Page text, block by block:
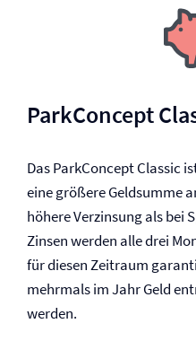
ParkConcept
Das ParkConcept Classic
eine größere Geldsumme
höhere Verzinsung als bei
Zinsen werden alle drei
für diesen Zeitraum
mehrmals im Jahr Geld
werden.